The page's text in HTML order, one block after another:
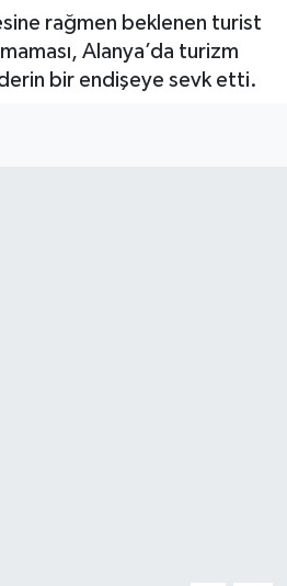
rağmen beklenen turist
Alanya’da turizm
bir endişeye sevk etti.